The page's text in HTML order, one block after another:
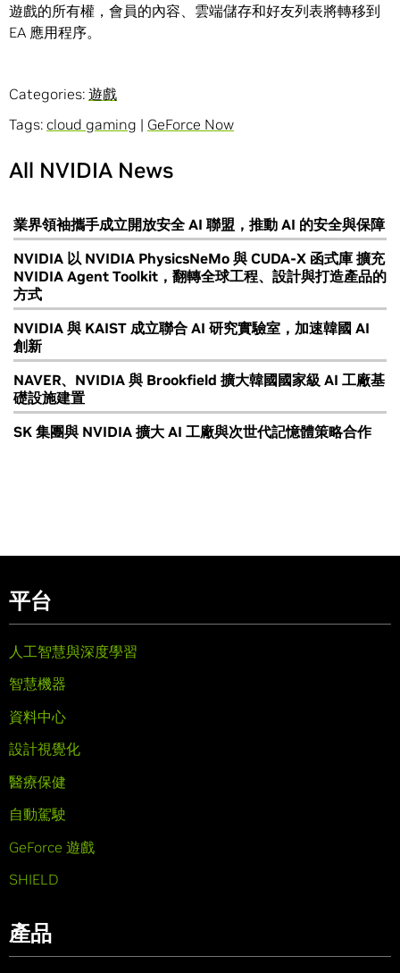
遊戲的所有權，會員的內容、雲端儲存和好友列表將轉移到
EA 應用程序。
Categories: 遊戲
Tags: cloud gaming | GeForce Now
All NVIDIA News
業界領袖攜手成立開放安全 AI 聯盟，推動 AI 的安全與保障
NVIDIA 以 NVIDIA PhysicsNeMo 與 CUDA-X 函式庫 擴充
NVIDIA Agent Toolkit，翻轉全球工程、設計與打造產品的
方式
NVIDIA 與 KAIST 成立聯合 AI 研究實驗室，加速韓國 AI
創新
NAVER、NVIDIA 與 Brookfield 擴大韓國國家級 AI 工廠基
礎設施建置
SK 集團與 NVIDIA 擴大 AI 工廠與次世代記憶體策略合作
平台
人工智慧與深度學習
智慧機器
資料中心
設計視覺化
醫療保健
自動駕駛
GeForce 遊戲
SHIELD
產品